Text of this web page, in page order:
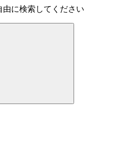
に検索してください